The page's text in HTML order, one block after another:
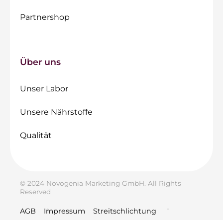
Partnershop
Über uns
Unser Labor
Unsere Nährstoffe
Qualität
© 2024 Novogenia Marketing GmbH. All Rights
Reserved
AGB Impressum Streitschlichtung